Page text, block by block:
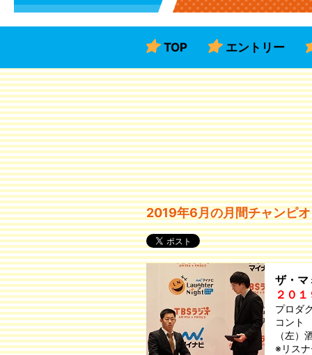
TOP エントリー
2019年6月の月間チャンピ
ザ・マ
２０
プロダ
コント
（左
※リス